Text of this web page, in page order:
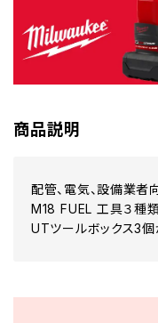
商品説明
配管、電気、設備業者
M18 FUEL 工具３種類
UTツールボックス3個